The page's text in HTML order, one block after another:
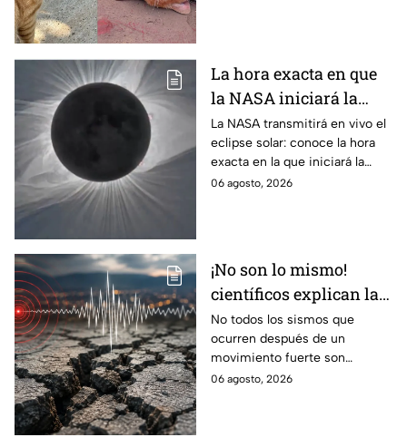
La hora exacta en que
la NASA iniciará la
transmisión en vivo
del eclipse solar
La NASA transmitirá en vivo el
eclipse solar: conoce la hora
exacta en la que iniciará la
cobertura para no perderte de
06 agosto, 2026
¡No son lo mismo!
científicos explican las
diferencias entre
enjambre sísmico y
réplicas
No todos los sismos que
ocurren después de un
movimiento fuerte son
réplicas. Científicos explican
06 agosto, 2026